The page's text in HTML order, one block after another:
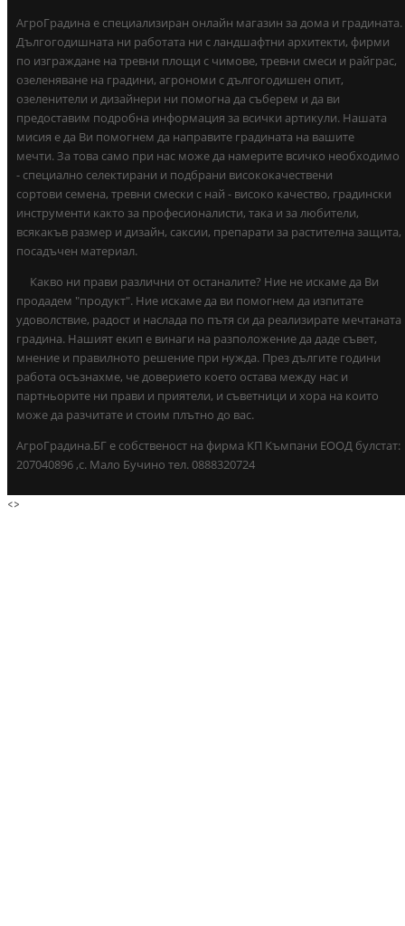
АгроГрадина е специализиран онлайн магазин за дома и градината.
Дългогодишната ни работата ни с ландшафтни архитекти, фирми
по изграждане на тревни площи с чимове, тревни смеси и райграс,
озеленяване на градини, агрономи с дългогодишен опит,
озеленители и дизайнери ни помогна да съберем и да ви
предоставим подробна информация за всички артикули. Нашата
мисия е да Ви помогнем да направите градината на вашите
мечти. За това само при нас може да намерите всичко необходимо
- специално селектирани и подбрани висококачествени
сортови семена, тревни смески с най - високо качество, градински
инструменти както за професионалисти, така и за любители,
всякакъв размер и дизайн, саксии, препарати за растителна защита,
посадъчен материал.
Какво ни прави различни от останалите? Ние не искаме да Ви
продадем "продукт". Ние искаме да ви помогнем да изпитате
удоволствие, радост и наслада по пътя си да реализирате мечтаната
градина. Нашият екип е винаги на разположение да даде съвет,
мнение и правилното решение при нужда. През дългите години
работа осъзнахме, че доверието което остава между нас и
партньорите ни прави и приятели, и съветници и хора на които
може да разчитате и стоим плътно до вас.
АгроГрадина.БГ е собственост на фирма КП Къмпани ЕООД булстат:
207040896 ,с. Мало Бучино тел. 0888320724
<>